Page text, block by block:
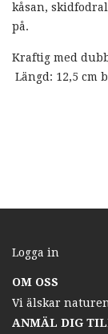
kåsan,
på.
Kraftig med
Längd: 12,5 cm
Logga in
OM OSS
Vi älskar
ANMÄL DIG